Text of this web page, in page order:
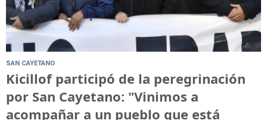
SAN CAYETANO
Kicillof participó de la peregrinación
por San Cayetano: "Vinimos a
acompañar a un pueblo que está